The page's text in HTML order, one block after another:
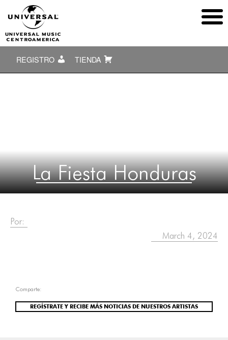
REGISTRO TIENDA
La Fiesta Honduras
Por:
March 4, 2024
Comparte:
REGÍSTRATE Y RECIBE MÁS NOTICIAS DE NUESTROS ARTISTAS